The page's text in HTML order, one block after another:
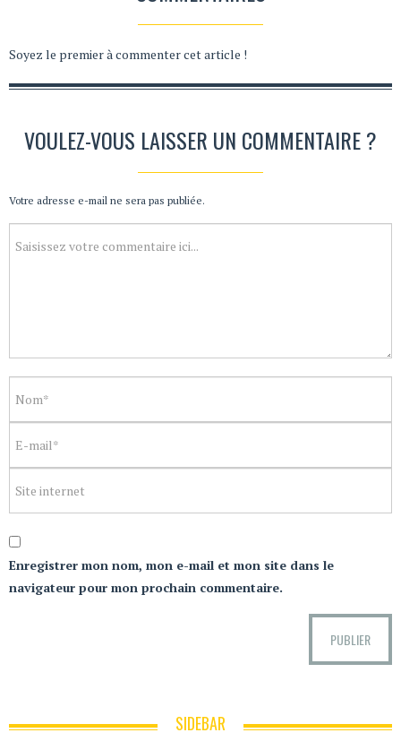
Soyez le premier à commenter cet article !
VOULEZ-VOUS LAISSER UN COMMENTAIRE ?
Votre adresse e-mail ne sera pas publiée.
Enregistrer mon nom, mon e-mail et mon site dans le
navigateur pour mon prochain commentaire.
SIDEBAR